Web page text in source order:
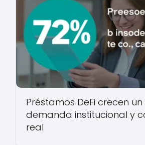
Préstamos DeFi crecen un
demanda institucional y
real